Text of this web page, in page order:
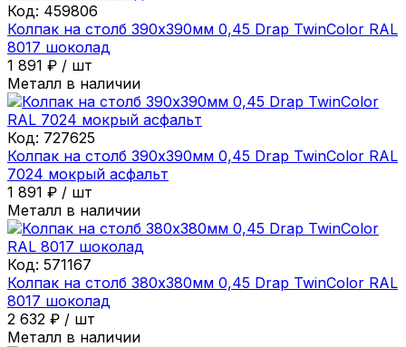
Код: 459806
Колпак на столб 390х390мм 0,45 Drap TwinColor RAL
8017 шоколад
1 891 ₽ / шт
Металл в наличии
Код: 727625
Колпак на столб 390х390мм 0,45 Drap TwinColor RAL
7024 мокрый асфальт
1 891 ₽ / шт
Металл в наличии
Код: 571167
Колпак на столб 380х380мм 0,45 Drap TwinColor RAL
8017 шоколад
2 632 ₽ / шт
Металл в наличии